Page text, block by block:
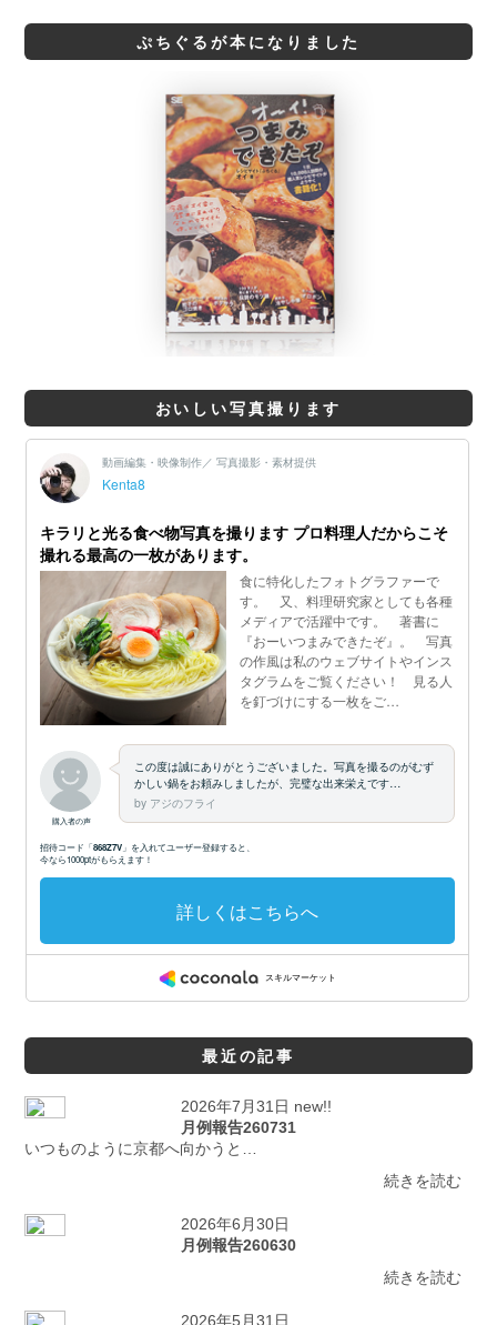
ぷちぐるが本になりました
おいしい写真撮ります
最近の記事
2026年7月31日 new!!
月例報告260731
いつものように京都へ向かうと…
続きを読む
2026年6月30日
月例報告260630
続きを読む
2026年5月31日